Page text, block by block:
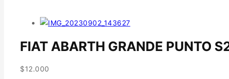
FIAT ABARTH GRANDE PUNTO
$12.000